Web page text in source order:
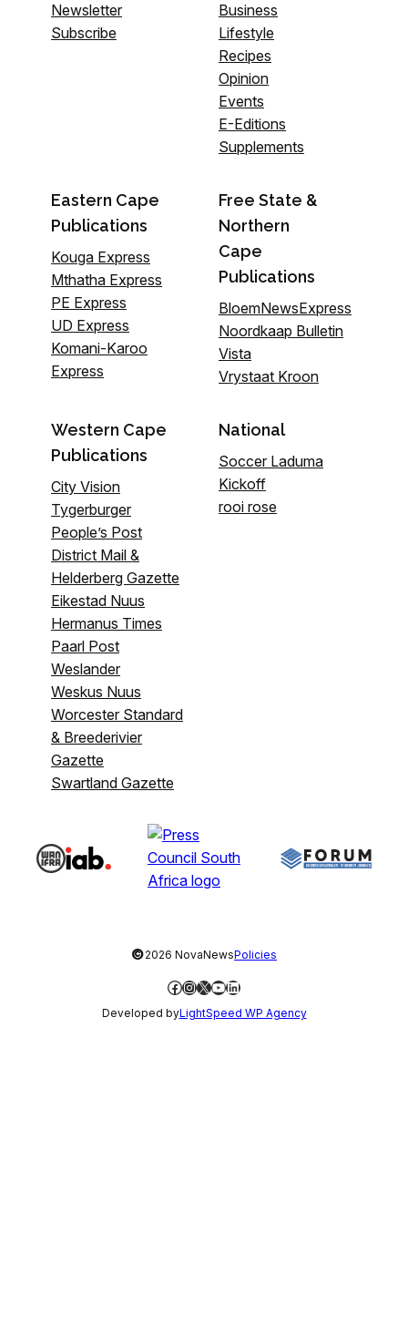
Newsletter
Subscribe
Business
Lifestyle
Recipes
Opinion
Events
E-Editions
Supplements
Eastern Cape
Publications
Kouga Express
Mthatha Express
PE Express
UD Express
Komani-Karoo
Express
Free State &
Northern
Cape
Publications
BloemNewsExpress
Noordkaap Bulletin
Vista
Vrystaat Kroon
Western Cape
Publications
City Vision
Tygerburger
People’s Post
District Mail &
Helderberg Gazette
Eikestad Nuus
Hermanus Times
Paarl Post
Weslander
Weskus Nuus
Worcester Standard
& Breederivier
Gazette
Swartland Gazette
National
Soccer Laduma
Kickoff
rooi rose
©2026 NovaNewsPolicies
Facebook
Instagram
X YouTube
LinkedIn
Developed byLightSpeed WP Agency